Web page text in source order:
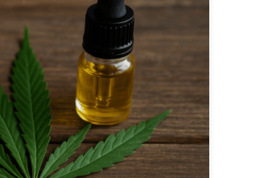
stał się tak ważny dla medycyny?
związek chemiczny pochodzący z
biologicznym. To właśnie on
ale równocześnie jest cennym
schorzeń. W […]